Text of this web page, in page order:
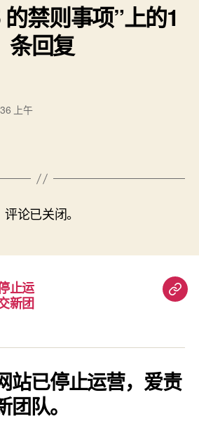
禁则事项”上的1
条回复
上午
评论已关闭。
止运
新团
重
知：
爱
责
站已停止运营，爱责
队。